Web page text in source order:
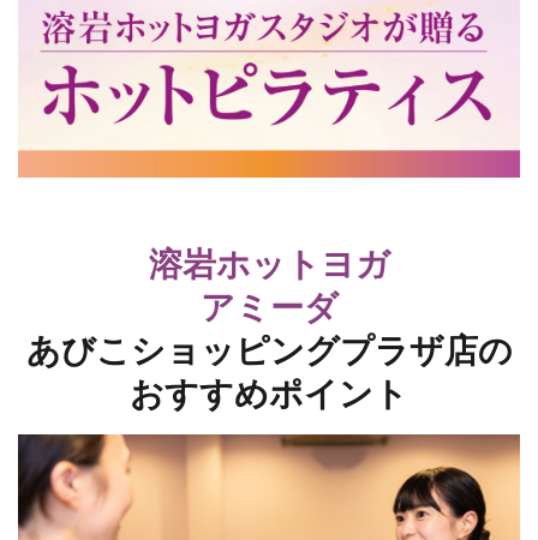
溶岩ホットヨガ
アミーダ
あびこショッピングプラザ店の
おすすめポイント
してくれます。
【効果】
内臓から全身の血行促進、汗による美肌効果、
マイナスイオンなどによるリラクゼーション効
※ヨガのレッスンをご希望の方は★がついてい
るレッスンをお選び下さい。
体験予約する
あびこショッピングプ
ラザ
2026/08/08 15:00 -
レッスン強度